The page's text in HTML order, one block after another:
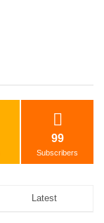
99
Subscribers
Latest